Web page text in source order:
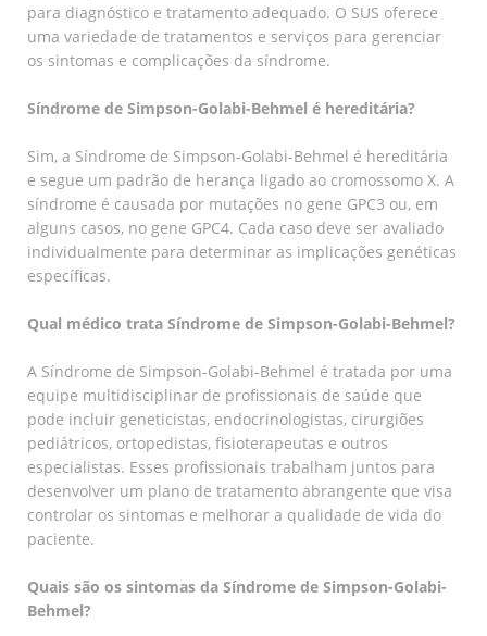
para diagnóstico e tratamento adequado. O SUS oferece
uma variedade de tratamentos e serviços para gerenciar
os sintomas e complicações da síndrome.
Síndrome de Simpson-Golabi-Behmel é hereditária?
Sim, a Síndrome de Simpson-Golabi-Behmel é hereditária
e segue um padrão de herança ligado ao cromossomo X. A
síndrome é causada por mutações no gene GPC3 ou, em
alguns casos, no gene GPC4. Cada caso deve ser avaliado
individualmente para determinar as implicações genéticas
específicas.
Qual médico trata Síndrome de Simpson-Golabi-Behmel?
A Síndrome de Simpson-Golabi-Behmel é tratada por uma
equipe multidisciplinar de profissionais de saúde que
pode incluir geneticistas, endocrinologistas, cirurgiões
pediátricos, ortopedistas, fisioterapeutas e outros
especialistas. Esses profissionais trabalham juntos para
desenvolver um plano de tratamento abrangente que visa
controlar os sintomas e melhorar a qualidade de vida do
paciente.
Quais são os sintomas da Síndrome de Simpson-Golabi-
Behmel?